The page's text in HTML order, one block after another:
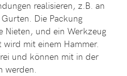
realisieren, z.B. an
Die Packung
Nieten, und ein Werkzeug
mit einem Hammer.
und können mit in der
werden.